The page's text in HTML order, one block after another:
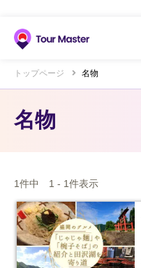
トップページ 名物
名物
1件中 1 - 1件表示